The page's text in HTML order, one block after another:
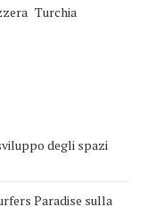
Turchia
degli spazi
Paradise sulla